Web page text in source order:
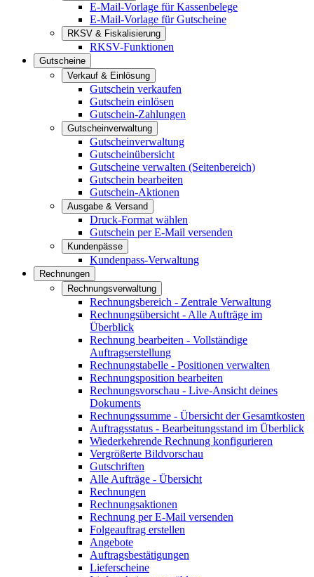
E-Mail-Vorlage für Kassenbelege
E-Mail-Vorlage für Gutscheine
RKSV & Fiskalisierung
RKSV-Funktionen
Gutscheine
Verkauf & Einlösung
Gutschein verkaufen
Gutschein einlösen
Gutschein-Zahlungen
Gutscheinverwaltung
Gutscheinverwaltung
Gutscheinübersicht
Gutscheine verwalten (Seitenbereich)
Gutschein bearbeiten
Gutschein-Aktionen
Ausgabe & Versand
Druck-Format wählen
Gutschein per E-Mail versenden
Kundenpässe
Kundenpass-Verwaltung
Rechnungen
Rechnungsverwaltung
Rechnungsbereich - Zentrale Verwaltung
Rechnungsübersicht - Alle Aufträge im
Überblick
Rechnung bearbeiten - Vollständige
Auftragserstellung
Rechnungstabelle - Positionen verwalten
Rechnungsposition bearbeiten
Rechnungsvorschau - Live-Ansicht deines
Dokuments
Rechnungssumme - Übersicht der Gesamtkosten
Auftragsstatus - Bearbeitungsstand im Überblick
Wiederkehrende Rechnung konfigurieren
Vergrößerte Bildvorschau
Gutschriften
Alle Aufträge - Übersicht
Rechnungen
Rechnungsaktionen
Rechnung per E-Mail versenden
Folgeauftrag erstellen
Angebote
Auftragsbestätigungen
Lieferscheine